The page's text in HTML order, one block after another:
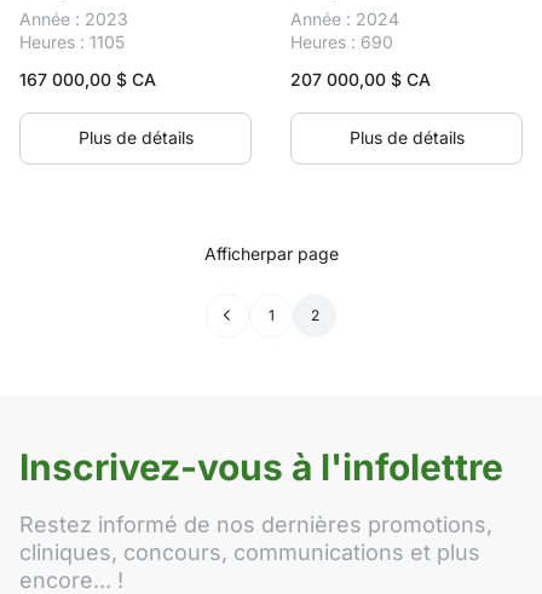
Année : 2023
Heures : 1105
167 000,00 $ CA
Plus de détails
Année : 2024
Heures : 690
207 000,00 $ CA
Plus de détails
Afficherpar page
← 1 2
Inscrivez-vous à l'infolettre
Restez informé de nos dernières promotions,
cliniques, concours, communications et plus
encore... !